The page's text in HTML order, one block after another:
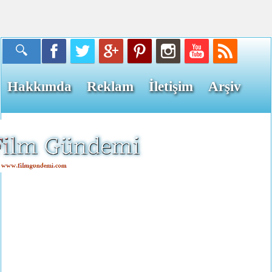
Hakkımda Reklam İletişim Arşiv